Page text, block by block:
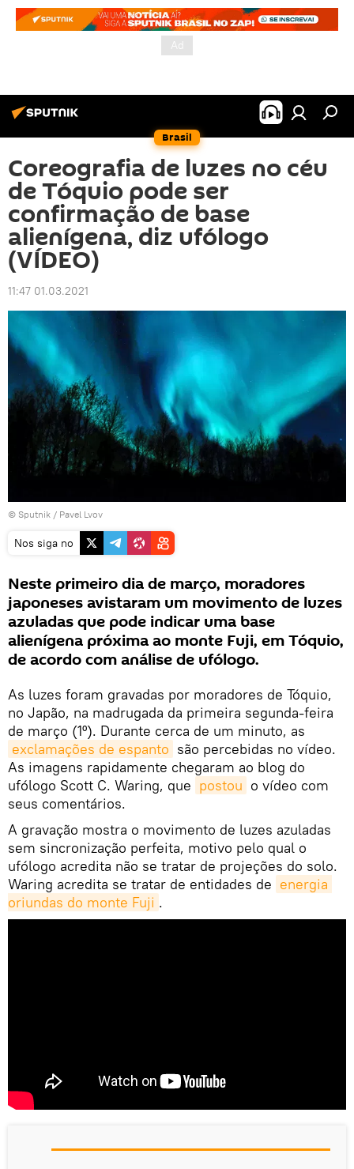
Brasil
Coreografia de luzes no céu
de Tóquio pode ser
confirmação de base
alienígena, diz ufólogo
(VÍDEO)
11:47 01.03.2021
© Sputnik / Pavel Lvov
Nos siga no
Neste primeiro dia de março, moradores
japoneses avistaram um movimento de luzes
azuladas que pode indicar uma base
alienígena próxima ao monte Fuji, em Tóquio,
de acordo com análise de ufólogo.
As luzes foram gravadas por moradores de Tóquio,
no Japão, na madrugada da primeira segunda-feira
de março (1º). Durante cerca de um minuto, as
exclamações de espanto são percebidas no vídeo.
As imagens rapidamente chegaram ao blog do
ufólogo Scott C. Waring, que postou o vídeo com
seus comentários.
A gravação mostra o movimento de luzes azuladas
sem sincronização perfeita, motivo pelo qual o
ufólogo acredita não se tratar de projeções do solo.
Waring acredita se tratar de entidades de energia
oriundas do monte Fuji .